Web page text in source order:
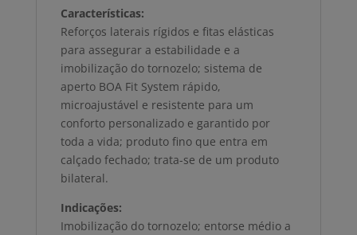
Características:
Reforços laterais rígidos e fitas elásticas
para assegurar a estabilidade e a
imobilização do tornozelo; sistema de
aperto BOA Fit System rápido,
microajustável e resistente para um
conforto personalizado e garantido por
toda a vida; produto fino que entra em
calçado fechado; trata-se de um produto
bilateral.
Indicações:
Imobilização do tornozelo; entorse médio a